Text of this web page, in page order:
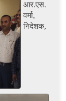
आर.एस.
वर्मा,
निदेशक,